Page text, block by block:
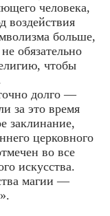
человека,
воздействия
больше,
обязательно
чтобы
долго —
за это время
заклинание,
церковного
во все
искусства.
магии —